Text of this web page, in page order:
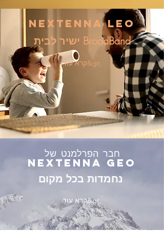
NEXTENNA LEO
ישיר לבית BroadBand
קרא עוד&gt;
חבר הפרלמנט של
NEXTENNA GEO
נחמדות בכל מקום
קרא עוד&gt;